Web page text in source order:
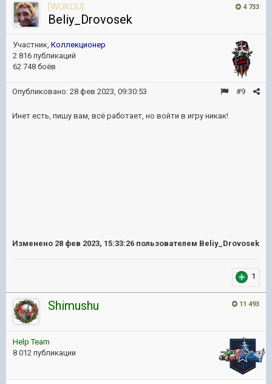
4 733
[WOKOU]
Beliy_Drovosek
Участник, Коллекционер
2 816 публикаций
62 748 боёв
#9
Опубликовано: 28 фев 2023, 09:30:53
Инет есть, пишу вам, всё работает, но войти в игру никак!
Изменено 28 фев 2023, 15:33:26 пользователем Beliy_Drovosek
1
11 493
Shimushu
Help Team
8 012 публикации